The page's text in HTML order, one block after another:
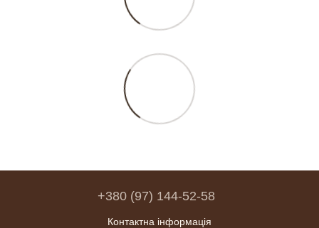
+380 (97) 144-52-58
Контактна інформація